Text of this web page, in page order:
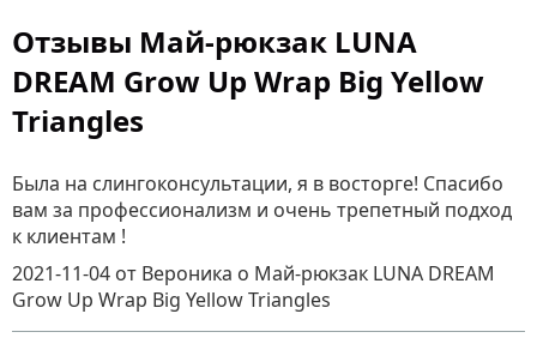
Отзывы Май-рюкзак LUNA
DREAM Grow Up Wrap Big Yellow
Triangles
Была на слингоконсультации, я в восторге! Спасибо
вам за профессионализм и очень трепетный подход
к клиентам !
2021-11-04 от Вероника о Май-рюкзак LUNA DREAM
Grow Up Wrap Big Yellow Triangles